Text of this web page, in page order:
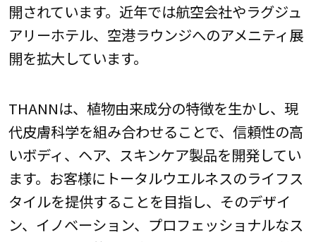
開されています。近年では航空会社やラグジュ
アリーホテル、空港ラウンジへのアメニティ展
開を拡大しています。
THANNは、植物由来成分の特徴を生かし、現
代皮膚科学を組み合わせることで、信頼性の高
いボディ、ヘア、スキンケア製品を開発してい
ます。お客様にトータルウエルネスのライフス
タイルを提供することを目指し、そのデザイ
ン、イノベーション、プロフェッショナルなス